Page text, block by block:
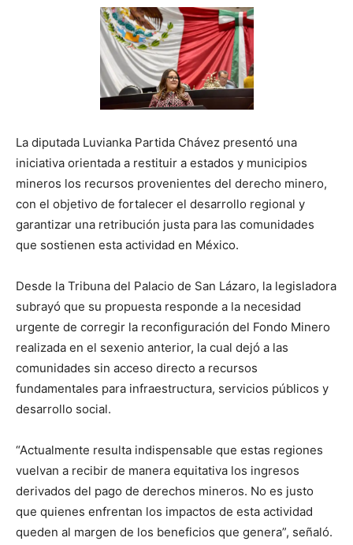
La diputada Luvianka Partida Chávez presentó una
iniciativa orientada a restituir a estados y municipios
mineros los recursos provenientes del derecho minero,
con el objetivo de fortalecer el desarrollo regional y
garantizar una retribución justa para las comunidades
que sostienen esta actividad en México.
Desde la Tribuna del Palacio de San Lázaro, la legisladora
subrayó que su propuesta responde a la necesidad
urgente de corregir la reconfiguración del Fondo Minero
realizada en el sexenio anterior, la cual dejó a las
comunidades sin acceso directo a recursos
fundamentales para infraestructura, servicios públicos y
desarrollo social.
“Actualmente resulta indispensable que estas regiones
vuelvan a recibir de manera equitativa los ingresos
derivados del pago de derechos mineros. No es justo
que quienes enfrentan los impactos de esta actividad
queden al margen de los beneficios que genera”, señaló.